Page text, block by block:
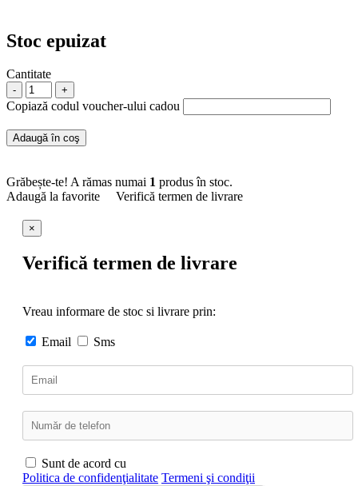
Stoc epuizat
Cantitate
- +
Copiază codul voucher-ului cadou
Adaugă în coş
Grăbește-te! A rămas numai 1 produs în stoc.
Adaugă la favorite
Verifică termen de livrare
×
Verifică termen de livrare
Vreau informare de stoc si livrare prin:
Email Sms
Sunt de acord cu
Politica de confidenţialitate Termeni şi condiţii